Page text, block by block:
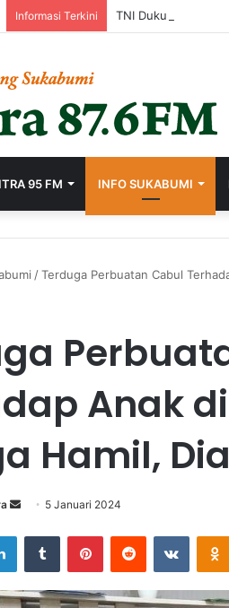
Informasi Terkini
95 FM INFO SUKABUMI
/Terduga Perbuatan Cabul
Anak
Hamil,
Send
email
5 Januari 2024
LinkedInTumblr PinterestReddit